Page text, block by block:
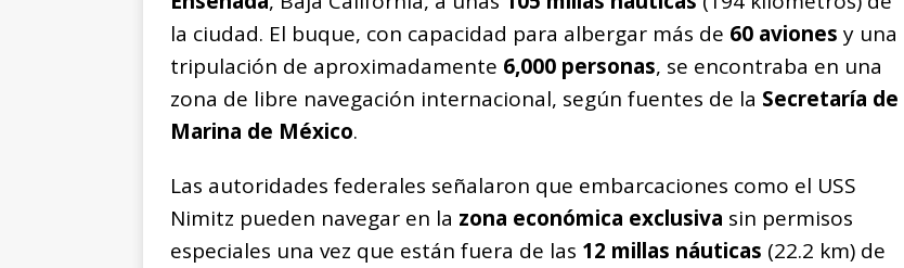
b
o
o
k
A
p
p
n
g
e
r
Li
n
k
ar
ti
r
la ciudad. El buque, con capacidad para albergar más de 60 aviones y una
tripulación de aproximadamente 6,000 personas, se encontraba en una
zona de libre navegación internacional, según fuentes de la Secretaría de
Marina de México.
Las autoridades federales señalaron que embarcaciones como el USS
Nimitz pueden navegar en la zona económica exclusiva sin permisos
especiales una vez que están fuera de las 12 millas náuticas (22.2 km) de